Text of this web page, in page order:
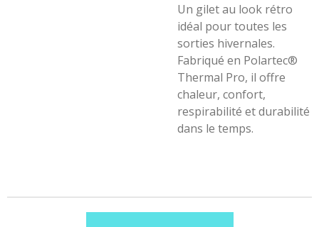
Un gilet au look rétro
idéal pour toutes les
sorties hivernales.
Fabriqué en Polartec®
Thermal Pro, il offre
chaleur, confort,
respirabilité et durabilité
dans le temps.